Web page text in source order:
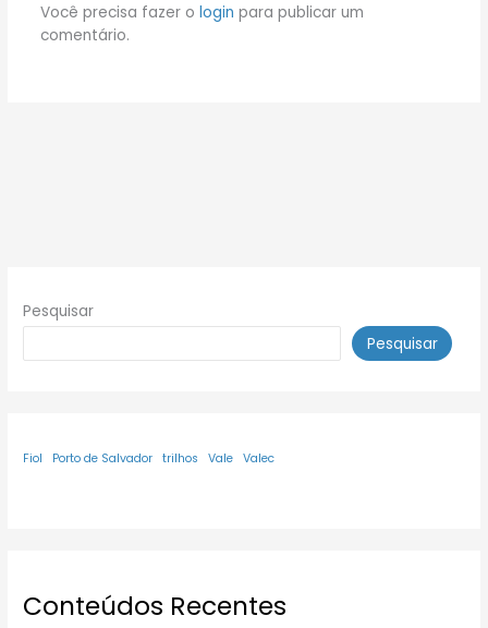
Você precisa fazer o login para publicar um
comentário.
Pesquisar
Pesquisar
Fiol Porto de Salvador trilhos Vale Valec
Conteúdos Recentes